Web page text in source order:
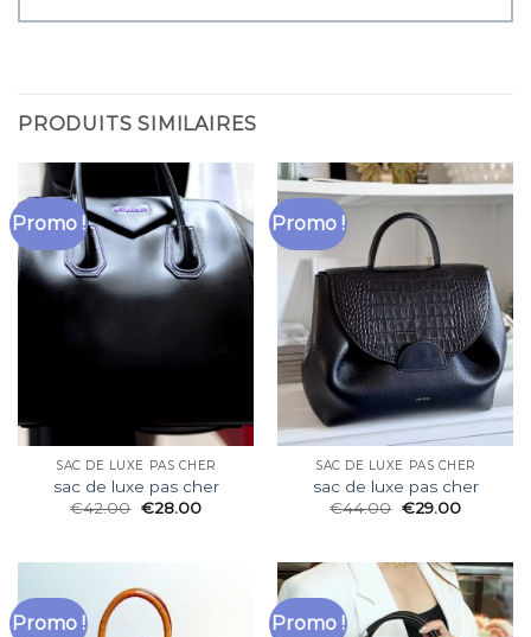
PRODUITS SIMILAIRES
Promo !
SAC DE LUXE PAS CHER
sac de luxe pas cher
€42.00 €28.00
Promo !
SAC DE LUXE PAS CHER
sac de luxe pas cher
€44.00 €29.00
Promo ! Promo !